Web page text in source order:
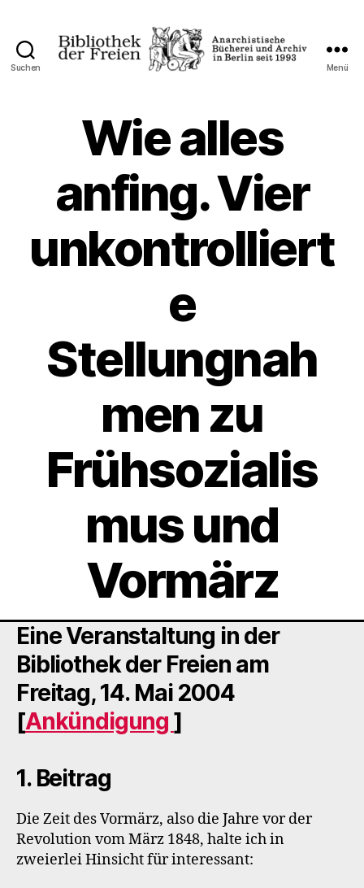
Suchen Menü
Wie alles
anfing. Vier
unkontrolliert
e
Stellungnah
men zu
Frühsozialis
mus und
Vormärz
Eine Veranstaltung in der
Bibliothek der Freien am
Freitag, 14. Mai 2004
[Ankündigung ]
1. Beitrag
Die Zeit des Vormärz, also die Jahre vor der
Revolution vom März 1848, halte ich in
zweierlei Hinsicht für interessant: